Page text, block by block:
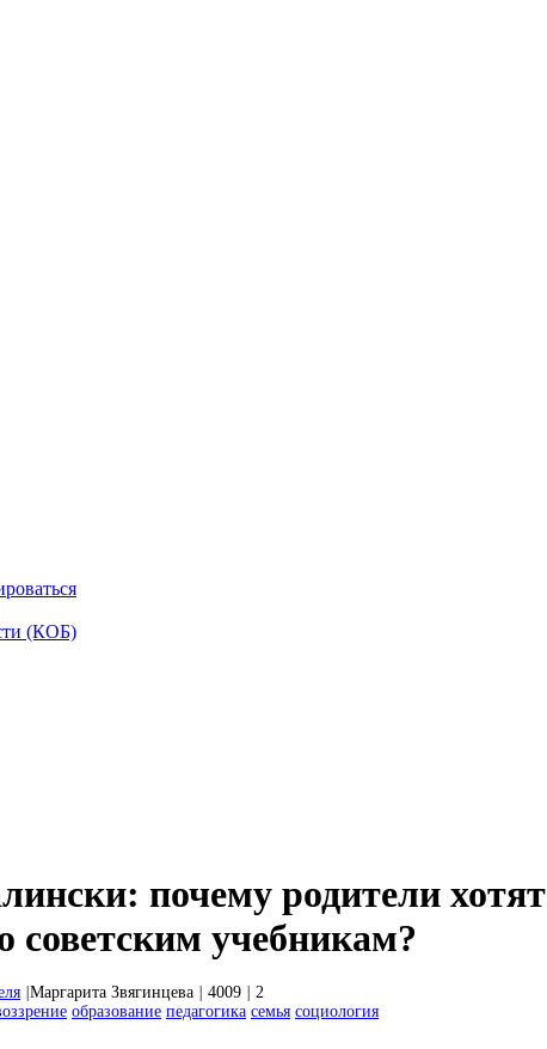
(КОБ)
почему родители хотят
советским учебникам?
Маргарита Звягинцева 4009
2
образование педагогика семья социология